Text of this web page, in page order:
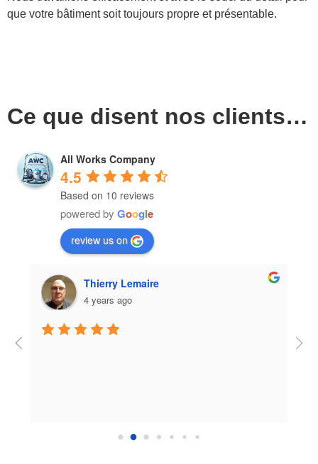
que votre bâtiment soit toujours propre et présentable.
Ce que disent nos clients…
All Works Company
4.5
Based on 10 reviews
powered by Google
review us on
Eduardo Vidal Pinheiro
4 years ago